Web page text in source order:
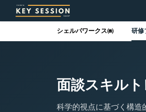
シェルパワークス㈱ 研修
面談スキルト
科学的視点に基づく構造